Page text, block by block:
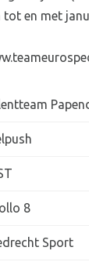
en met
8
Sport